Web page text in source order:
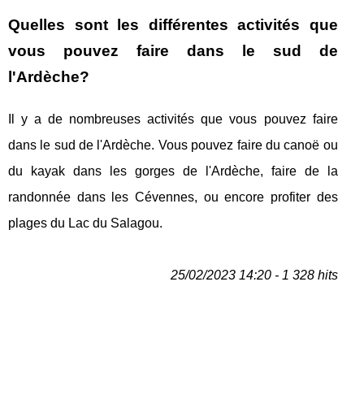
Quelles sont les différentes activités que
vous pouvez faire dans le sud de
l'Ardèche?
Il y a de nombreuses activités que vous pouvez faire
dans le sud de l'Ardèche. Vous pouvez faire du canoë ou
du kayak dans les gorges de l'Ardèche, faire de la
randonnée dans les Cévennes, ou encore profiter des
plages du Lac du Salagou.
25/02/2023 14:20 - 1 328 hits